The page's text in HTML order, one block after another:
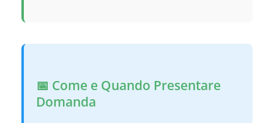
📅 Come e Quando Presentare
Domanda